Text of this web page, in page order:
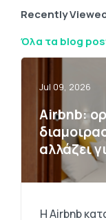
Recently
Όλα τα blog
Jul 09, 2026
Airbnb:
αλλάζει
Η Airbnb